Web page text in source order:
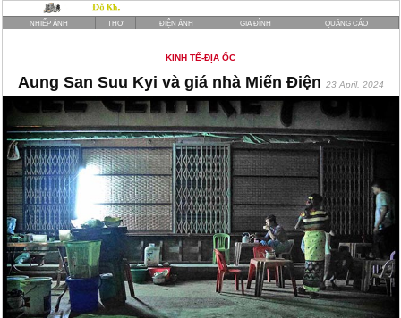
NHIẾP ẢNH THƠ ĐIỆN ẢNH GIA ĐÌNH QUẢNG CÁO
KINH TẾ-ĐỊA ỐC
Aung San Suu Kyi và giá nhà Miến Điện 23 April, 2024